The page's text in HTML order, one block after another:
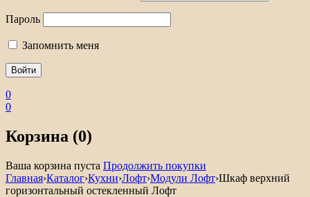
Пароль
Запомнить меня
0
0
Корзина (0)
Ваша корзина пуста Продолжить покупки
Главная›Каталог›Кухни›Лофт›Модули Лофт›Шкаф верхний
горизонтальный остекленный Лофт